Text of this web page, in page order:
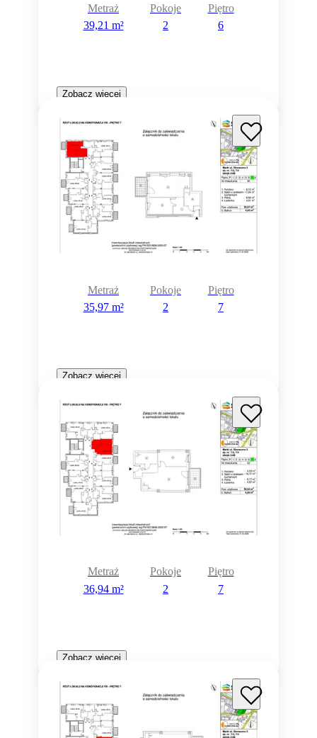
Metraż
39,21 m²
Pokoje
2
Piętro
6
Zobacz więcej
Metraż
35,97 m²
Pokoje
2
Piętro
7
Zobacz więcej
Metraż
36,94 m²
Pokoje
2
Piętro
7
Zobacz więcej